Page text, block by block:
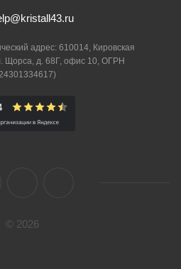
адрес: 610014, Кировская
Щорса, д. 68Г, офис 10, ОГРН
© 2026